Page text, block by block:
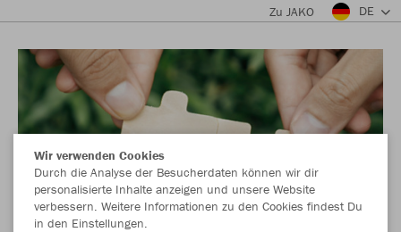
Zu JAKO DE
Wir verwenden Cookies
Durch die Analyse der Besucherdaten können wir dir
personalisierte Inhalte anzeigen und unsere Website
verbessern. Weitere Informationen zu den Cookies findest Du
in den Einstellungen.